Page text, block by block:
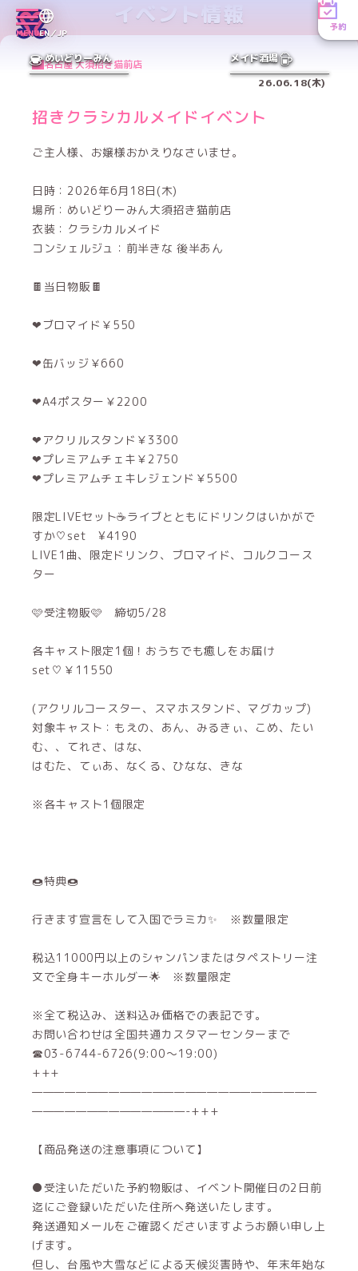
MENUEN／JP
予約
めいどりーみん メイド酒場
イベント情報
名古屋 大須招き猫前店
26.06.18(木)
招きクラシカルメイドイベント
ご主人様、お嬢様おかえりなさいませ。
日時：2026年6月18日(木)
場所：めいどりーみん大須招き猫前店
衣装：クラシカルメイド
コンシェルジュ：前半きな 後半あん
🍫当日物販🍫
‪‪❤︎‬ブロマイド￥550
‪‪❤︎‬缶バッジ￥660
‪‪❤︎‬A4ポスター￥2200
‪‪❤︎‬アクリルスタンド￥3300
❤︎‬プレミアムチェキ￥2750
‪‪❤︎‬プレミアムチェキレジェンド￥5500
限定LIVEセット☕ライブとともにドリンクはいかがで
すか♡set ¥4190
LIVE1曲、限定ドリンク、ブロマイド、コルクコース
ター
🩷受注物販🩷 締切5/28
各キャスト限定1個！おうちでも癒しをお届け
set♡￥11550
(アクリルコースター、スマホスタンド、マグカップ)
対象キャスト：もえの、あん、みるきぃ、こめ、たい
む、、てれさ、はな、
はむた、てぃあ、なくる、ひなな、きな
※各キャスト1個限定
🍩特典🍩
行きます宣言をして入国でラミカ✨️ ※数量限定
税込11000円以上のシャンパンまたはタペストリー注
文で全身キーホルダー🌟 ※数量限定
※全て税込み、送料込み価格での表記です。
お問い合わせは全国共通カスタマーセンターまで
☎03-6744-6726(9:00～19:00)
+++
——————————————————————————
——————————————-+++
【商品発送の注意事項について】
●受注いただいた予約物販は、イベント開催日の2日前
迄にご登録いただいた住所へ発送いたします。
発送通知メールをご確認くださいますようお願い申し上
げます。
但し、台風や大雪などによる天候災害時や、年末年始な